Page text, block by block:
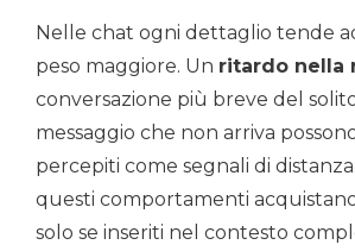
Nelle chat ogni dettaglio tende
peso maggiore. Un ritardo nella
conversazione più breve del
messaggio che non arriva
percepiti come segnali di
questi comportamenti
solo se inseriti nel contesto